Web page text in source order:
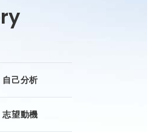
自己分析
志望動機